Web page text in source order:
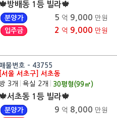
🍁방배동 1등 빌라🍁
분양가 5 억 9,000 만원
입주금
2 억 9,000 만원
매물번호 - 43755
[서울 서초구] 서초동
방 3개
욕실 2개 30평형(99㎡)
🍁서초동 1등 빌라🍁
분양가 9 억 8,000 만원